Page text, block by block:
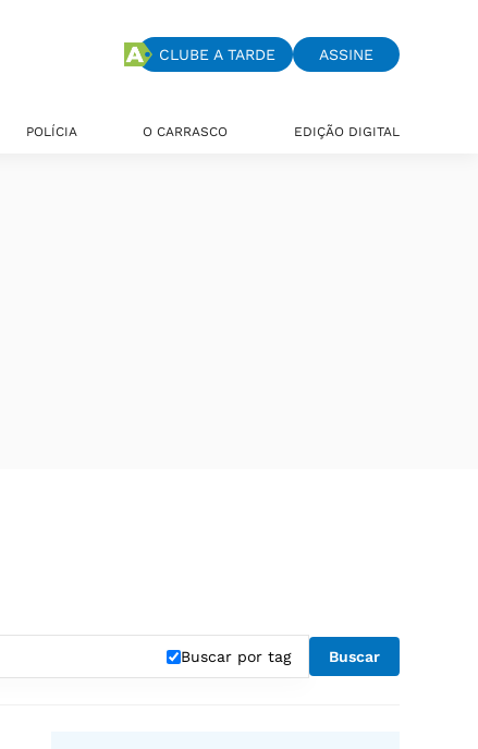
CLUBE A TARDE ASSINE
POLÍCIA O CARRASCO EDIÇÃO DIGITAL
Buscar por tag Buscar